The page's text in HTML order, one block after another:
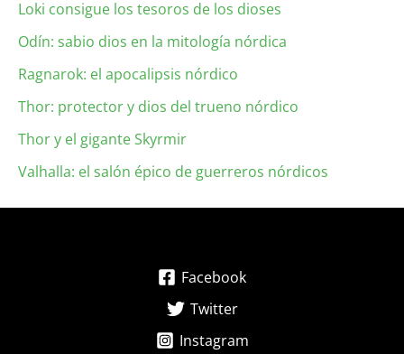
Loki consigue los tesoros de los dioses
Odín: sabio dios en la mitología nórdica
Ragnarok: el apocalipsis nórdico
Thor: protector y dios del trueno nórdico
Thor y el gigante Skyrmir
Valhalla: el salón épico de guerreros nórdicos
Facebook
Twitter
Instagram